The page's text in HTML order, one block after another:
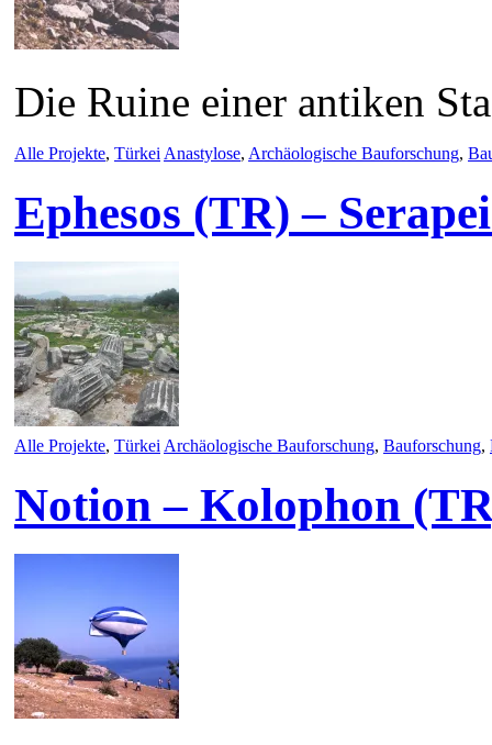
Die Ruine einer antiken
Alle Projekte, Türkei Anastylose, Archäologische Bauforschung,
Ephesos (TR) –
Alle Projekte, Türkei Archäologische Bauforschung, Bauforschung,
Notion – Kolophon